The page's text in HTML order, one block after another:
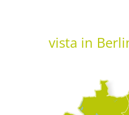
vista in